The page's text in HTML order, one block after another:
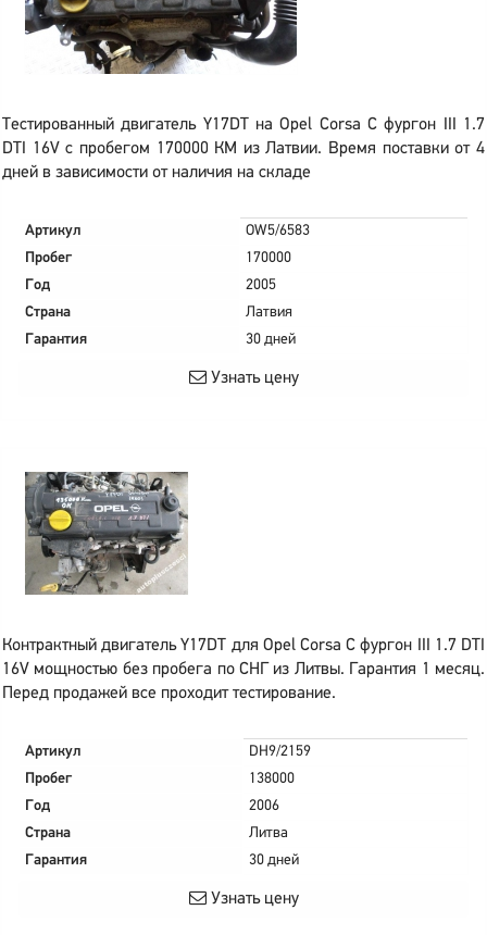
Тестированный двигатель Y17DT на Opel Corsa C фургон III 1.7
DTI 16V с пробегом 170000 КМ из Латвии. Время поставки от 4
дней в зависимости от наличия на складе
Артикул
OW5/6583
Пробег
170000
Год
2005
Страна
Латвия
Гарантия
30 дней
Узнать цену
Контрактный двигатель Y17DT для Opel Corsa C фургон III 1.7 DTI
16V мощностью без пробега по СНГ из Литвы. Гарантия 1 месяц.
Перед продажей все проходит тестирование.
Артикул
DH9/2159
Пробег
138000
Год
2006
Страна
Литва
Гарантия
30 дней
Узнать цену